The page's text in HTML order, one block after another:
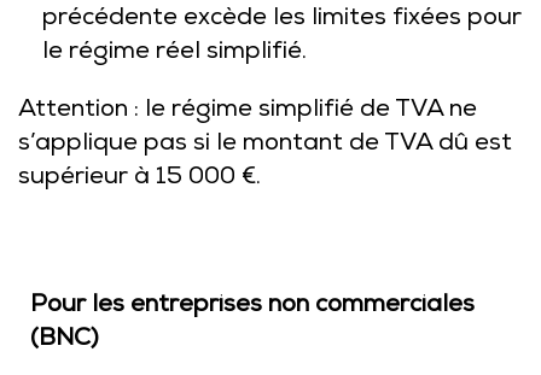
précédente excède les limites fixées pour
le régime réel simplifié.
Attention : le régime simplifié de TVA ne
s’applique pas si le montant de TVA dû est
supérieur à 15 000 €.
Pour les entreprises non commerciales
(BNC)